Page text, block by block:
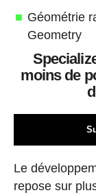
Géométrie
Geometry
moins de
Le
repose sur